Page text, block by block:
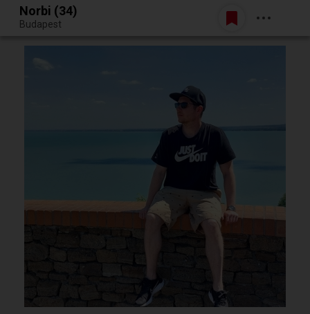
Egy jó randiból bármi lehet.
Belépés
Norbi (34)
Budapest